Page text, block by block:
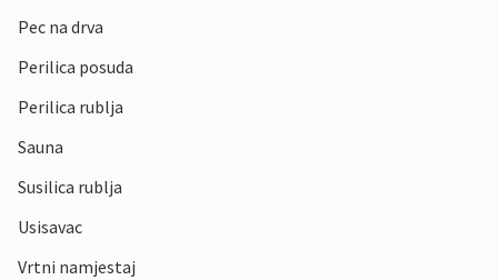
Pec na drva
Perilica posuda
Perilica rublja
Sauna
Susilica rublja
Usisavac
Vrtni namjestaj